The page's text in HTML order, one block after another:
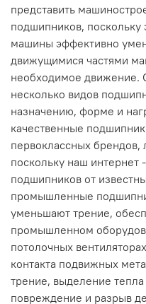
представить
подшипников,
машины эффективно
движущимися частями
необходимое движение.
несколько видов
назначению, форме и
качественные
первоклассных брендов,
поскольку наш интернет
подшипников от
промышленные
уменьшают трение,
промышленном
потолочных
контакта подвижных
трение, выделение
повреждение и разрыв